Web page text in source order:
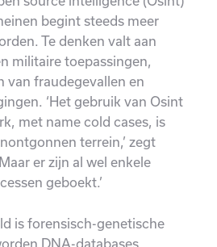
begint steeds meer
Te denken valt aan
militaire toepassingen,
van fraudegevallen en
‘Het gebruik van Osint
met name cold cases, is
terrein,’ zegt
er zijn al wel enkele
geboekt.’
is forensisch-genetische
DNA-databases